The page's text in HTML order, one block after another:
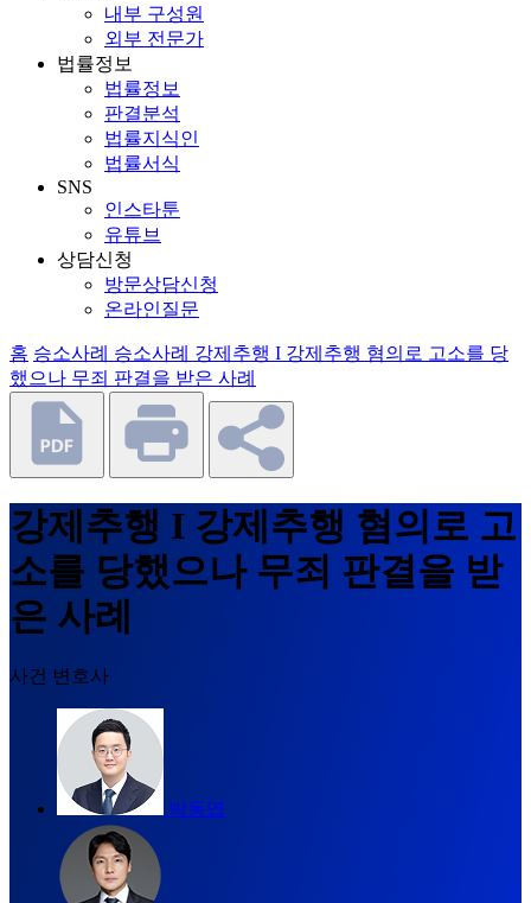
내부 구성원
외부 전문가
법률정보
법률정보
판결분석
법률지식인
법률서식
SNS
인스타툰
유튜브
상담신청
방문상담신청
온라인질문
홈 승소사례 승소사례 강제추행 I 강제추행 혐의로 고소를 당
했으나 무죄 판결을 받은 사례
강제추행 I 강제추행 혐의로 고
소를 당했으나 무죄 판결을 받
은 사례
사건 변호사
박동엽